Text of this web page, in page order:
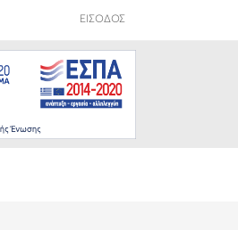
ΕΙΣΟΔΟΣ